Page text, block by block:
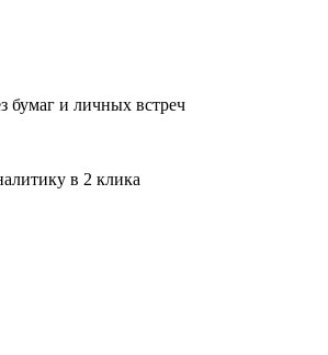
бумаг и личных встреч
в 2 клика